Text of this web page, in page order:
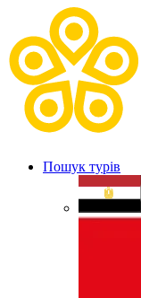
Пошук турів